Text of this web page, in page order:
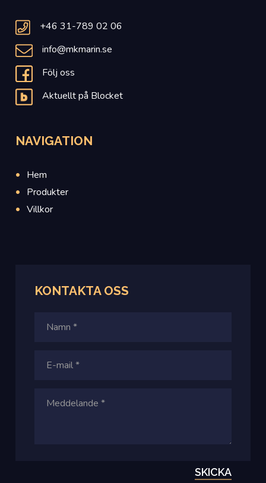
+46 31-789 02 06
info@mkmarin.se
Följ oss
Aktuellt på Blocket
NAVIGATION
Hem
Produkter
Villkor
KONTAKTA OSS
SKICKA